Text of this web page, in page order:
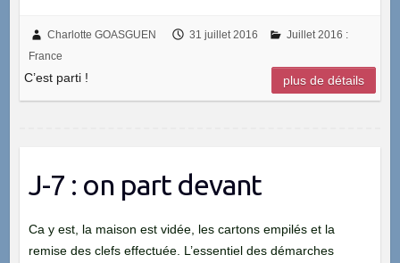
Charlotte GOASGUEN 31 juillet 2016
Juillet 2016 :
France
C’est parti ! plus de détails
J-7 : on part devant
Ca y est, la maison est vidée, les cartons empilés et la
remise des clefs effectuée. L’essentiel des démarches